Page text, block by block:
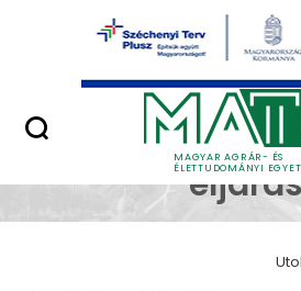
Ugrás a fő tartalomhoz
MAGYAR AGRÁR- ÉS
ÉLETTUDOMÁNYI
Minőségügy